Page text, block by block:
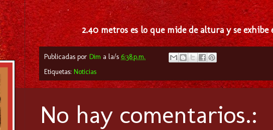
2.40 metros es lo que mide de altura y se
Publicadas por Dim a la/s 6:38 p.m.
Etiquetas: Noticias
No hay comentarios.: